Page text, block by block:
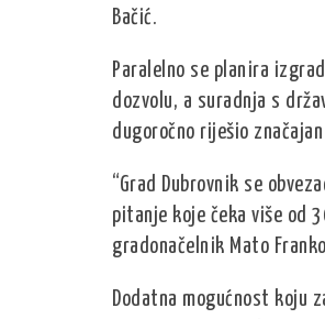
Bačić.
Paralelno se planira
dozvolu, a suradnja s
dugoročno riješio
“Grad Dubrovnik se
pitanje koje čeka više od
gradonačelnik Mato
Dodatna mogućnost koju